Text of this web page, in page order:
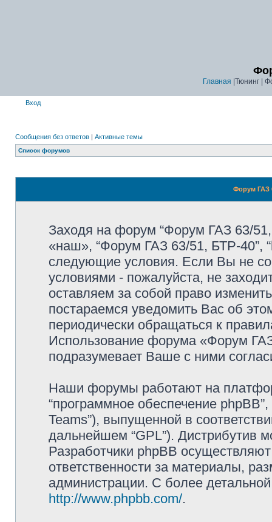
Главная |Тюнинг |
Вход
Сообщения без ответов | Активные темы
Список форумов
Форум ГАЗ
Заходя на форум “Форум ГАЗ 63/
«наш», “Форум ГАЗ 63/51, БТР-40”,
следующие условия. Если Вы не
условиями - пожалуйста, не
оставляем за собой право
постараемся уведомить Вас об
периодически обращаться к
Использование форума «Форум
подразумевает Ваше с ними
Наши форумы работают на
“программное обеспечение
Teams”), выпущенной в
дальнейшем “GPL”). Дистрибутив
Разработчики phpBB
ответственности за материалы,
администрации. С более
http://www.phpbb.com/.